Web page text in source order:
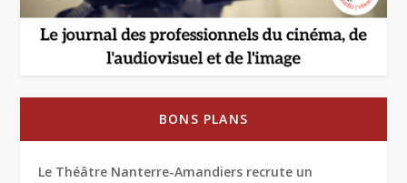
BONS PLANS
Le Théâtre Nanterre-Amandiers recrute un